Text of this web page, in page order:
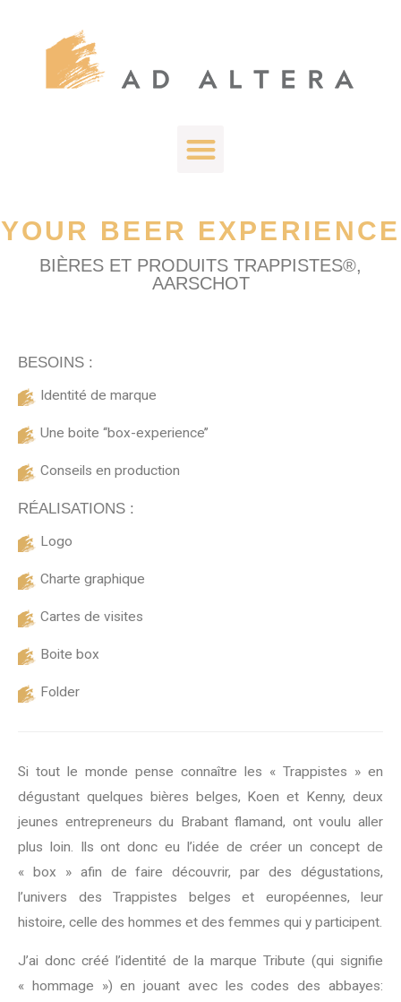
YOUR BEER EXPERIENCE
BIÈRES ET PRODUITS TRAPPISTES®,
AARSCHOT
BESOINS :
Identité de marque
Une boite ‘‘box-experience’’
Conseils en production
RÉALISATIONS :
Logo
Charte graphique
Cartes de visites
Boite box
Folder
Si tout le monde pense connaître les « Trappistes » en
dégustant quelques bières belges, Koen et Kenny, deux
jeunes entrepreneurs du Brabant flamand, ont voulu aller
plus loin. Ils ont donc eu l’idée de créer un concept de
« box » afin de faire découvrir, par des dégustations,
l’univers des Trappistes belges et européennes, leur
histoire, celle des hommes et des femmes qui y participent.
J’ai donc créé l’identité de la marque Tribute (qui signifie
« hommage ») en jouant avec les codes des abbayes: